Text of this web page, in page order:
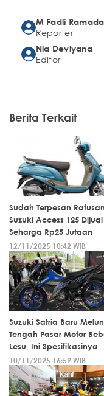
M Fadli
Reporter
Nia Deviyana
Editor
Berita Terkait
Sudah Terpesan
Suzuki Access 125 Dijual
Seharga Rp25 Jutaan
12/11/2025 10:42 WIB
Suzuki Satria Baru
Tengah Pasar Motor
Lesu, Ini Spesifikasinya
10/11/2025 16:59 WIB